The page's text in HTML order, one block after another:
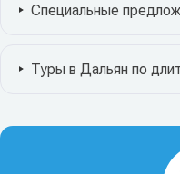
Специальные
Туры в Дальян по